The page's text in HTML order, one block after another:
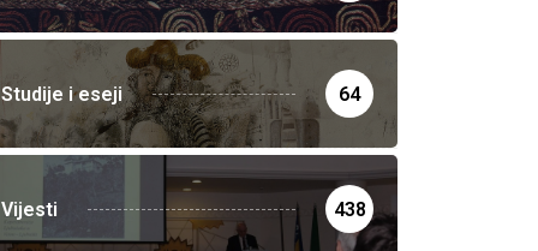
Studije i eseji 64
Vijesti 438